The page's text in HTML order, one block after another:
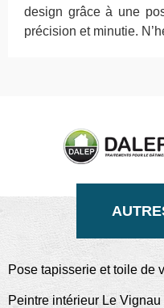
design grâce à une
précision et minutie.
Pose tapisserie et toile de
Peintre intérieur Le Vignau